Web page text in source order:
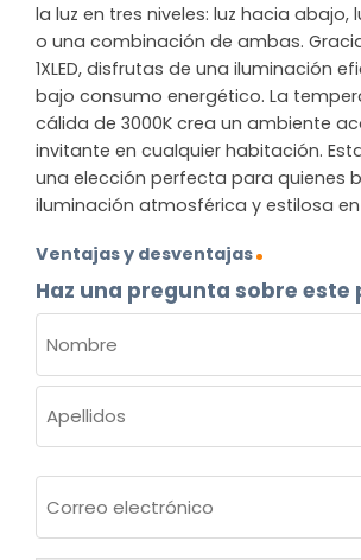
la luz en tres niveles: luz hacia abajo,
o una combinación de ambas.
1XLED, disfrutas de una iluminación
bajo consumo energético. La
cálida de 3000K crea un ambiente
invitante en cualquier habitación.
una elección perfecta para quienes
iluminación atmosférica y estilosa
Ventajas y desventajas
Haz una pregunta sobre
(OBLIGATORIO)
Nombre
electrónico